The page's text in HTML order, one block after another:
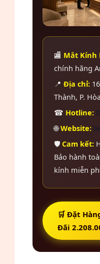
🏬 Mắt Kính
chính hãng
📍 Địa chỉ:
Thành, P.
☎ Hotline:
🌐Website:
🛡️ Cam kết:
Bảo hành
kính miễn
🛒 Đặt
Đãi